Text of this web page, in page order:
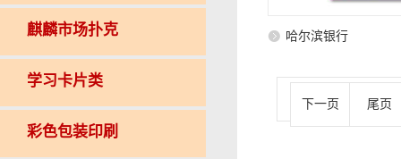
麒麟市场扑克
学习卡片类
彩色包装印刷
哈尔滨银行
下一页 尾页